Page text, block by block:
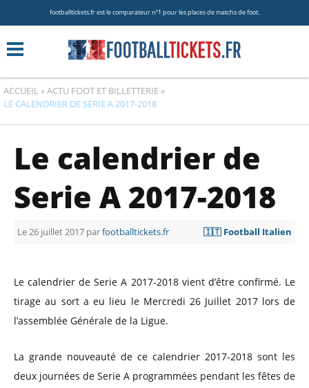
footballtickets.fr est le comparateur nº1 pour les places de matchs de foot.
ACCUEIL »ACTU FOOT ET BILLETTERIE »
LE CALENDRIER DE SERIE A 2017-2018
Le calendrier de
Serie A 2017-2018
Le 26 juillet 2017 parfootballtickets.fr 🇮🇹 Football Italien
Le calendrier de Serie A 2017-2018 vient d’être confirmé. Le
tirage au sort a eu lieu le Mercredi 26 Juillet 2017 lors de
l’assemblée Générale de la Ligue.
La grande nouveauté de ce calendrier 2017-2018 sont les
deux journées de Serie A programmées pendant les fêtes de